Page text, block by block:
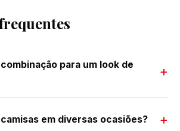
para um look de
em diversas ocasiões?